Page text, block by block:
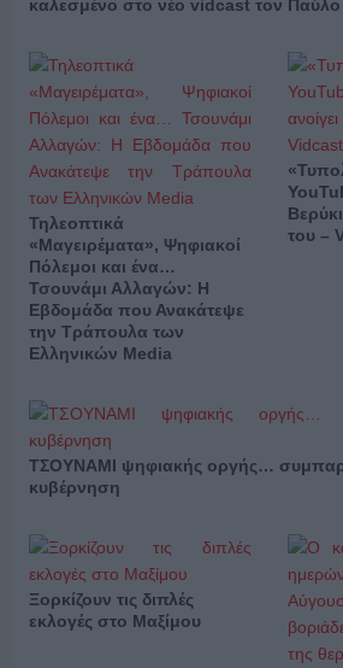
καλεσμένο στο νέο vidcast τον
Τηλεοπτικά
«Μαγειρέματα», Ψηφιακοί
Πόλεμοι και ένα…
Τσουνάμι Αλλαγών: Η
Εβδομάδα που Ανακάτεψε
την Τράπουλα των
Ελληνικών Media
του –
ΤΣΟΥΝΑΜΙ ψηφιακής οργής…
κυβέρνηση
Ξορκίζουν τις διπλές
εκλογές στο Μαξίμου